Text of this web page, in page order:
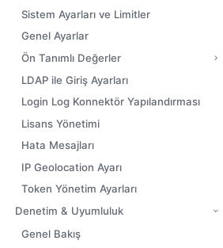
Sistem Ayarları ve Limitler
Genel Ayarlar
Ön Tanımlı Değerler
LDAP ile Giriş Ayarları
Login Log Konnektör Yapılandırması
Lisans Yönetimi
Hata Mesajları
IP Geolocation Ayarı
Token Yönetim Ayarları
Denetim & Uyumluluk
Genel Bakış